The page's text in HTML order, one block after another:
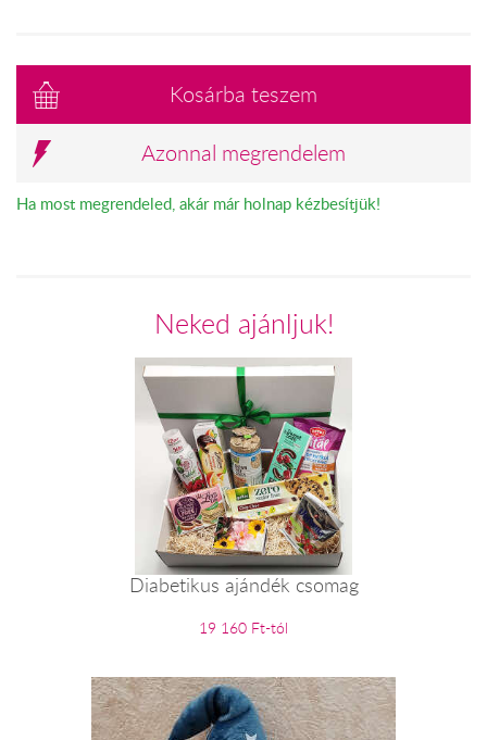
Kosárba teszem
Azonnal megrendelem
Ha most megrendeled, akár már holnap kézbesítjük!
Neked ajánljuk!
Diabetikus ajándék csomag
19 160 Ft-tól